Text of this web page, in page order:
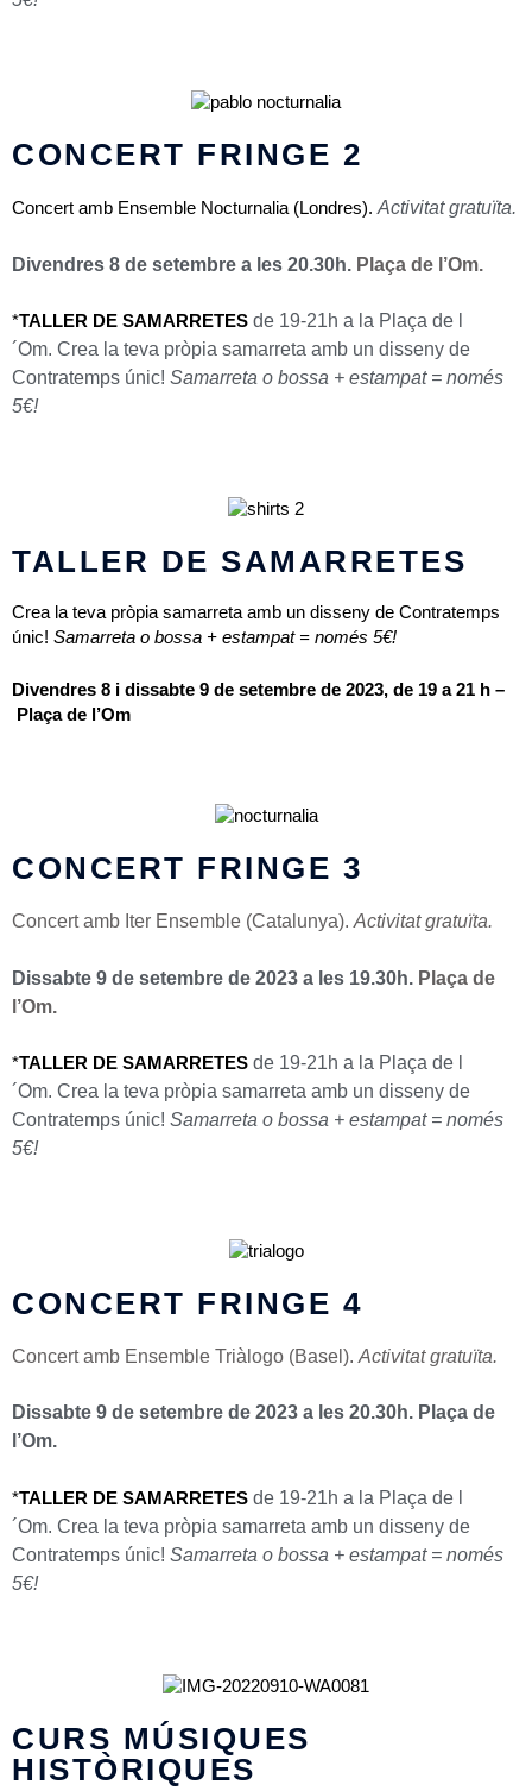
CONCERT FRINGE 2
Concert amb Ensemble Nocturnalia (Londres).Activitat gratuïta.
Divendres 8 de setembre a les 20.30h. Plaça de l’Om.
*TALLER DE SAMARRETES de 19-21h a la Plaça de l
´Om. Crea la teva pròpia samarreta amb un disseny de
Contratemps únic! Samarreta o bossa + estampat = només
5€!
TALLER DE SAMARRETES
Crea la teva pròpia samarreta amb un disseny de Contratemps
únic! Samarreta o bossa + estampat = només 5€!
Divendres 8 i dissabte 9 de setembre de 2023, de 19 a 21 h –
Plaça de l’Om
CONCERT FRINGE 3
Concert amb Iter Ensemble (Catalunya). Activitat gratuïta.
Dissabte 9 de setembre de 2023 a les 19.30h. Plaça de
l’Om.
*TALLER DE SAMARRETES de 19-21h a la Plaça de l
´Om. Crea la teva pròpia samarreta amb un disseny de
Contratemps únic! Samarreta o bossa + estampat = només
5€!
CONCERT FRINGE 4
Concert amb Ensemble Triàlogo (Basel). Activitat gratuïta.
Dissabte 9 de setembre de 2023 a les 20.30h. Plaça de
l’Om.
*TALLER DE SAMARRETES de 19-21h a la Plaça de l
´Om. Crea la teva pròpia samarreta amb un disseny de
Contratemps únic! Samarreta o bossa + estampat = només
5€!
CURS MÚSIQUES
HISTÒRIQUES